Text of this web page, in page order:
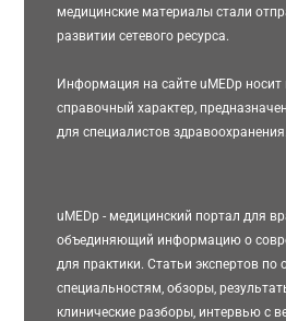
медицинские материалы стали
развитии сетевого ресурса.
Информация на сайте uMEDp носит
справочный характер,
для специалистов здравоохранения.
uMEDp - медицинский портал для
объединяющий информацию о
для практики. Статьи экспертов по
специальностям, обзоры,
клинические разборы, интервью с